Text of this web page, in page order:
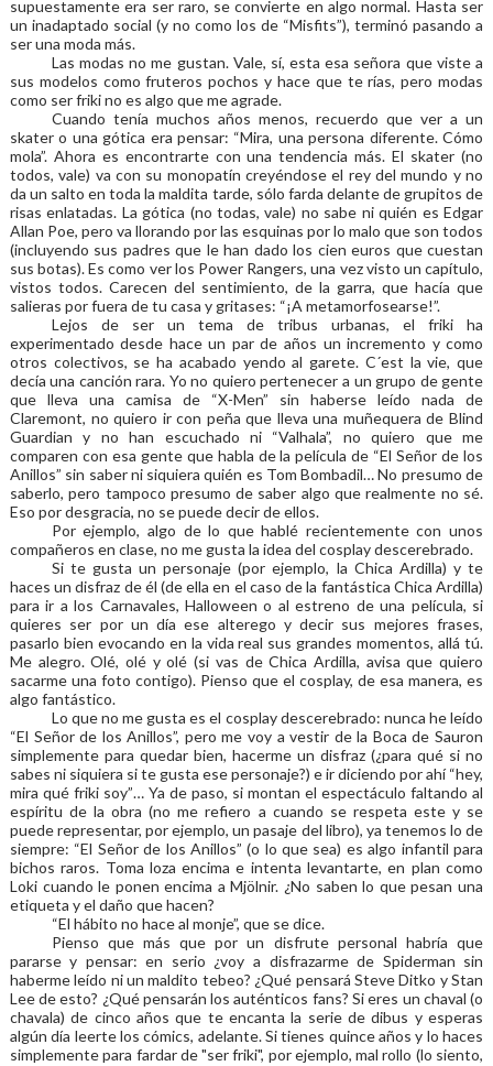
supuestamente era ser raro, se convierte en algo normal. Hasta ser
un inadaptado social (y no como los de “Misfits”), terminó pasando a
ser una moda más.
Las modas no me gustan. Vale, sí, esta esa señora que viste a
sus modelos como fruteros pochos y hace que te rías, pero modas
como ser friki no es algo que me agrade.
Cuando tenía muchos años menos, recuerdo que ver a un
skater o una gótica era pensar: “Mira, una persona diferente. Cómo
mola”. Ahora es encontrarte con una tendencia más. El skater (no
todos, vale) va con su monopatín creyéndose el rey del mundo y no
da un salto en toda la maldita tarde, sólo farda delante de grupitos de
risas enlatadas. La gótica (no todas, vale) no sabe ni quién es Edgar
Allan Poe, pero va llorando por las esquinas por lo malo que son todos
(incluyendo sus padres que le han dado los cien euros que cuestan
sus botas). Es como ver los Power Rangers, una vez visto un capítulo,
vistos todos. Carecen del sentimiento, de la garra, que hacía que
salieras por fuera de tu casa y gritases: “¡A metamorfosearse!”.
Lejos de ser un tema de tribus urbanas, el friki ha
experimentado desde hace un par de años un incremento y como
otros colectivos, se ha acabado yendo al garete. C´est la vie, que
decía una canción rara. Yo no quiero pertenecer a un grupo de gente
que lleva una camisa de “X-Men” sin haberse leído nada de
Claremont, no quiero ir con peña que lleva una muñequera de Blind
Guardian y no han escuchado ni “Valhala”, no quiero que me
comparen con esa gente que habla de la película de “El Señor de los
Anillos” sin saber ni siquiera quién es Tom Bombadil… No presumo de
saberlo, pero tampoco presumo de saber algo que realmente no sé.
Eso por desgracia, no se puede decir de ellos.
Por ejemplo, algo de lo que hablé recientemente con unos
compañeros en clase, no me gusta la idea del cosplay descerebrado.
Si te gusta un personaje (por ejemplo, la Chica Ardilla) y te
haces un disfraz de él (de ella en el caso de la fantástica Chica Ardilla)
para ir a los Carnavales, Halloween o al estreno de una película, si
quieres ser por un día ese alterego y decir sus mejores frases,
pasarlo bien evocando en la vida real sus grandes momentos, allá tú.
Me alegro. Olé, olé y olé (si vas de Chica Ardilla, avisa que quiero
sacarme una foto contigo). Pienso que el cosplay, de esa manera, es
algo fantástico.
Lo que no me gusta es el cosplay descerebrado: nunca he leído
“El Señor de los Anillos”, pero me voy a vestir de la Boca de Sauron
simplemente para quedar bien, hacerme un disfraz (¿para qué si no
sabes ni siquiera si te gusta ese personaje?) e ir diciendo por ahí “hey,
mira qué friki soy”… Ya de paso, si montan el espectáculo faltando al
espíritu de la obra (no me refiero a cuando se respeta este y se
puede representar, por ejemplo, un pasaje del libro), ya tenemos lo de
siempre: “El Señor de los Anillos” (o lo que sea) es algo infantil para
bichos raros. Toma loza encima e intenta levantarte, en plan como
Loki cuando le ponen encima a Mjölnir. ¿No saben lo que pesan una
etiqueta y el daño que hacen?
“El hábito no hace al monje”, que se dice.
Pienso que más que por un disfrute personal habría que
pararse y pensar: en serio ¿voy a disfrazarme de Spiderman sin
haberme leído ni un maldito tebeo? ¿Qué pensará Steve Ditko y Stan
Lee de esto? ¿Qué pensarán los auténticos fans? Si eres un chaval (o
chavala) de cinco años que te encanta la serie de dibus y esperas
algún día leerte los cómics, adelante. Si tienes quince años y lo haces
simplemente para fardar de "ser friki", por ejemplo, mal rollo (lo siento,